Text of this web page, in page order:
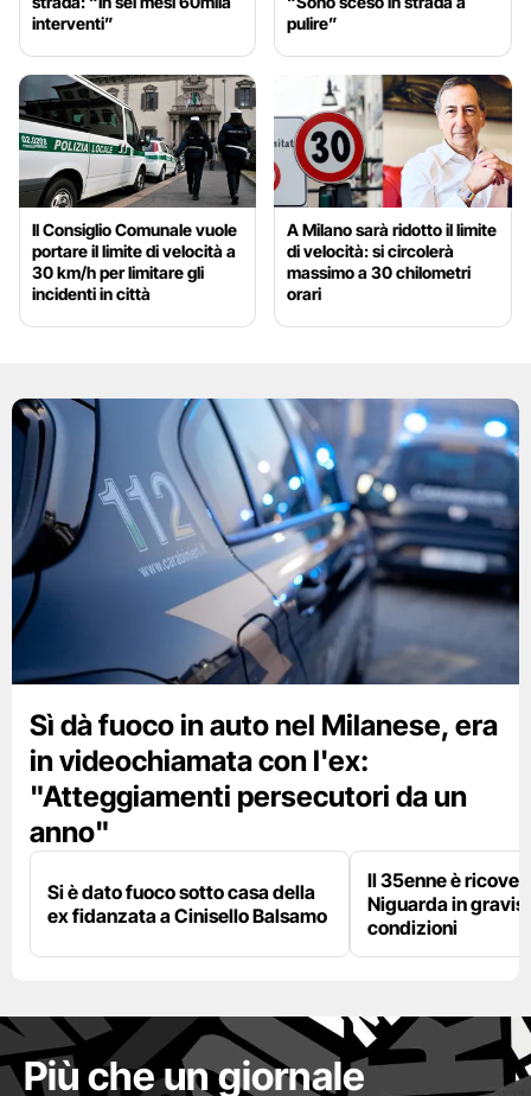
interventi”
pulire”
Il Consiglio Comunale vuole
portare il limite di velocità a
30 km/h per limitare gli
incidenti in città
A Milano sarà ridotto il limite
di velocità: si circolerà
massimo a 30 chilometri
orari
Sì dà fuoco in auto nel Milanese, era
in videochiamata con l'ex:
"Atteggiamenti persecutori da un
anno"
Si è dato fuoco sotto casa della
ex fidanzata a Cinisello Balsamo
Il 35enne è
Niguarda in
condizioni
Più che un giornale